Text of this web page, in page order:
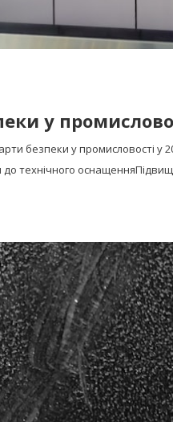
у
безпеки у промисловості у
до технічного